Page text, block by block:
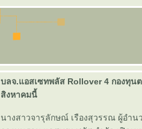
บลจ.แอสเซทพลัส Rollover 4 กองทุน
สิงหาคมนี้
นางสาวจารุลักษณ์ เรืองสุวรรณ ผู้อำน